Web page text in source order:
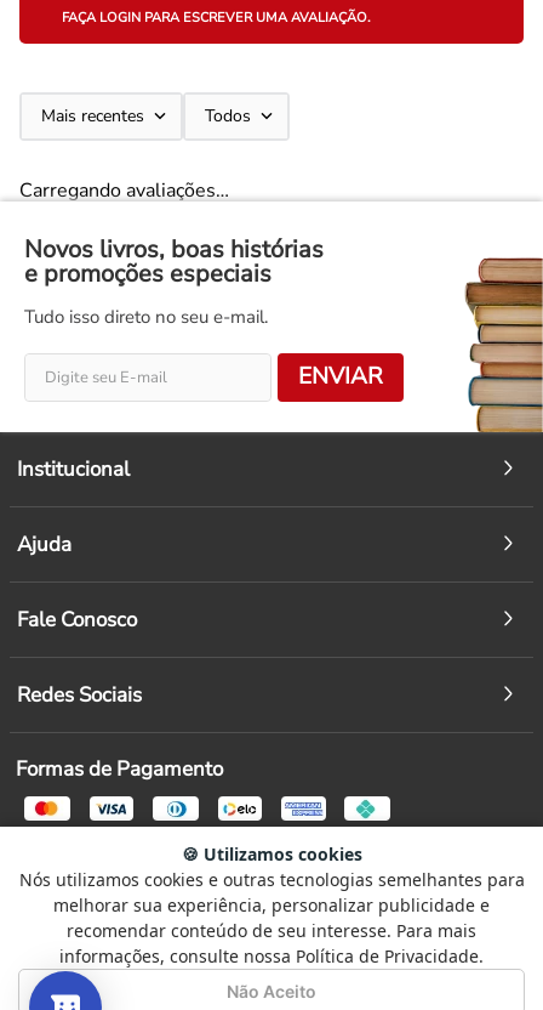
FAÇA LOGIN PARA ESCREVER UMA AVALIAÇÃO.
Mais recentes Todos
Carregando avaliações…
Novos livros, boas histórias
e promoções especiais
Tudo isso direto no seu e-mail.
ENVIAR
Institucional
Ajuda
Fale Conosco
Redes Sociais
Formas de Pagamento
© Copyright 2026 - Todos os direitos reservados a Paulo Escariz LTDA
🍪 Utilizamos cookies
Nós utilizamos cookies e outras tecnologias semelhantes para
melhorar sua experiência, personalizar publicidade e
recomendar conteúdo de seu interesse. Para mais
informações, consulte nossa Política de Privacidade.
Não Aceito
Como está sendo sua experiência?
Selecione
uma
opção
a
Não Satisfeito